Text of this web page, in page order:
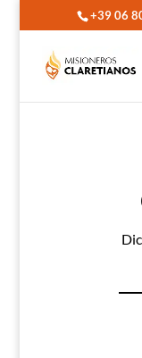
+39 06